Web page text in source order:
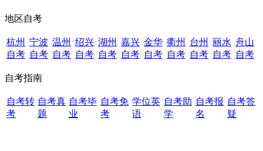
地区自考
杭州
自考
宁波
自考
温州
自考
绍兴
自考
湖州
自考
嘉兴
自考
金华
自考
衢州
自考
台州
自考
丽水
自考
舟山
自考
自考指南
自考转
考
自考真
题
自考毕
业
自考免
考
学位英
语
自考助
学
自考报
名
自考答
疑